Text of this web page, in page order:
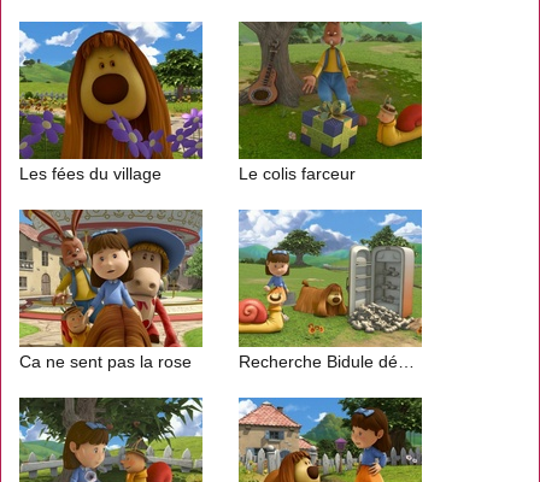
Les fées du village Le colis farceur
Ca ne sent pas la rose